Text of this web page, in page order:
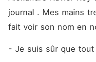
journal . Mes mains
fait voir son nom en
- Je suis sûr que tout